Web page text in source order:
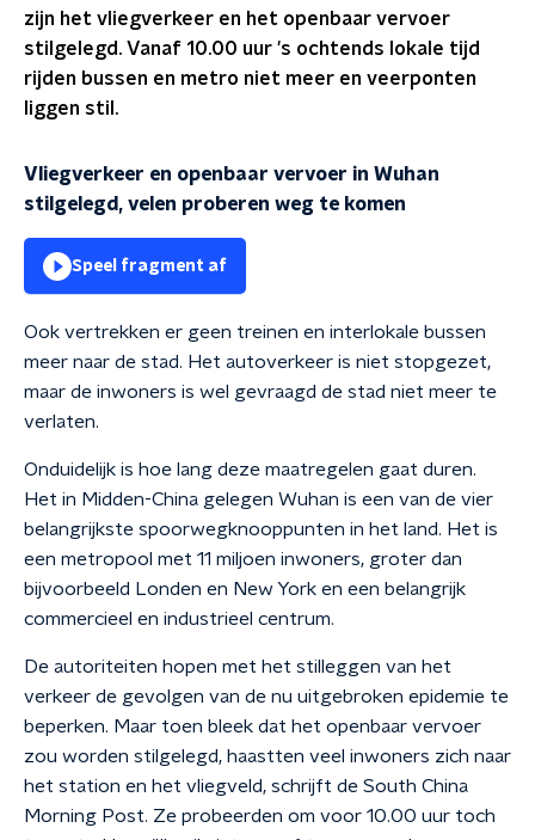
zijn het vliegverkeer en het openbaar vervoer
stilgelegd. Vanaf 10.00 uur 's ochtends lokale tijd
rijden bussen en metro niet meer en veerponten
liggen stil.
Vliegverkeer en openbaar vervoer in Wuhan
stilgelegd, velen proberen weg te komen
Speel fragment af
Ook vertrekken er geen treinen en interlokale bussen
meer naar de stad. Het autoverkeer is niet stopgezet,
maar de inwoners is wel gevraagd de stad niet meer te
verlaten.
Onduidelijk is hoe lang deze maatregelen gaat duren.
Het in Midden-China gelegen Wuhan is een van de vier
belangrijkste spoorwegknooppunten in het land. Het is
een metropool met 11 miljoen inwoners, groter dan
bijvoorbeeld Londen en New York en een belangrijk
commercieel en industrieel centrum.
De autoriteiten hopen met het stilleggen van het
verkeer de gevolgen van de nu uitgebroken epidemie te
beperken. Maar toen bleek dat het openbaar vervoer
zou worden stilgelegd, haastten veel inwoners zich naar
het station en het vliegveld, schrijft de South China
Morning Post. Ze probeerden om voor 10.00 uur toch